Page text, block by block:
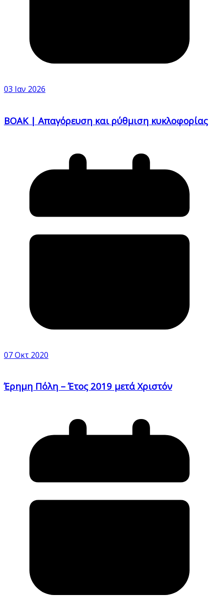
03 Ιαν 2026
ΒΟΑΚ | Απαγόρευση και ρύθμιση κυκλοφορίας
07 Οκτ 2020
Έρημη Πόλη – Έτος 2019 μετά Χριστόν